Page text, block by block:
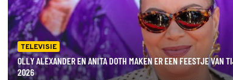
TELEVISIE
OLLY ALEXANDER EN ANITA DOTH MAKEN ER EEN FEESTJE VAN
2026